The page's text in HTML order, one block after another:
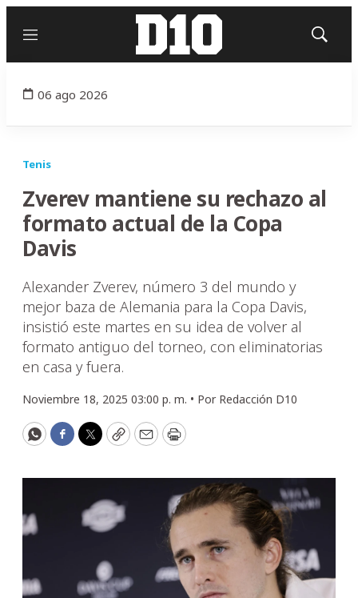
Menú
Mostrar
06 ago 2026
Tenis
Zverev mantiene su rechazo al
formato actual de la Copa
Davis
Alexander Zverev, número 3 del mundo y
mejor baza de Alemania para la Copa Davis,
insistió este martes en su idea de volver al
formato antiguo del torneo, con eliminatorias
en casa y fuera.
Noviembre 18, 2025 03:00 p. m. • Por Redacción D10
WhatsApp
Facebook
Twitter
CopyEmailPrint